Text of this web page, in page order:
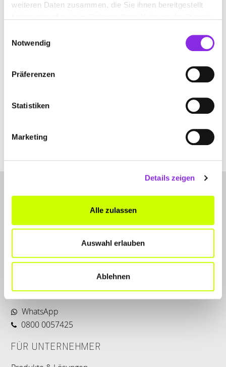
weiteren Daten zusammen, die Sie ihnen bereitgestellt
Notwendig
Präferenzen
Statistiken
Marketing
Details zeigen
Alle zulassen
Auswahl erlauben
Ablehnen
DIE BESTEN DAYSPAS DER REGION MAIN…
In der Region Main-Kinzig gibt es einige bemerkenswerte DaySpas,
Mehr erfahren
SERVICE
WhatsApp
0800 0057425
FÜR UNTERNEHMER